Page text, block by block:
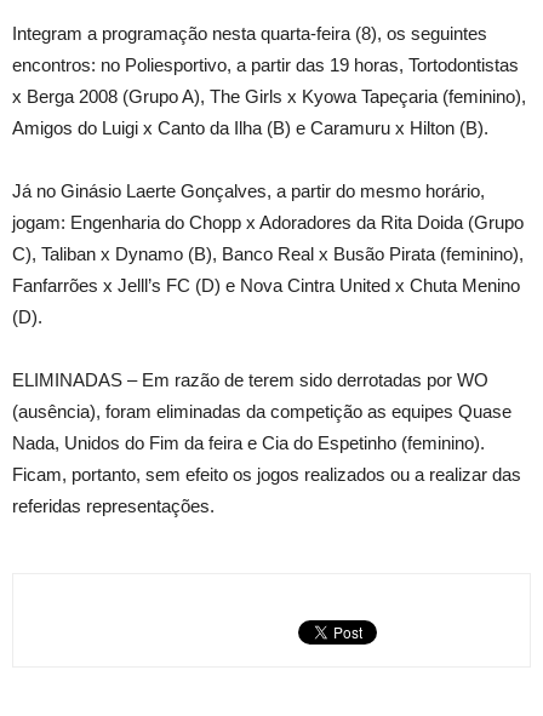
Integram a programação nesta quarta-feira (8), os seguintes
encontros: no Poliesportivo, a partir das 19 horas, Tortodontistas
x Berga 2008 (Grupo A), The Girls x Kyowa Tapeçaria (feminino),
Amigos do Luigi x Canto da Ilha (B) e Caramuru x Hilton (B).
Já no Ginásio Laerte Gonçalves, a partir do mesmo horário,
jogam: Engenharia do Chopp x Adoradores da Rita Doida (Grupo
C), Taliban x Dynamo (B), Banco Real x Busão Pirata (feminino),
Fanfarrões x Jelll’s FC (D) e Nova Cintra United x Chuta Menino
(D).
ELIMINADAS – Em razão de terem sido derrotadas por WO
(ausência), foram eliminadas da competição as equipes Quase
Nada, Unidos do Fim da feira e Cia do Espetinho (feminino).
Ficam, portanto, sem efeito os jogos realizados ou a realizar das
referidas representações.